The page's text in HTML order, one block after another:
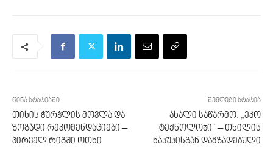
წინა სტატიაში
თიხის ჭურჭლის მოვლა და
ზოგადი რეკომენდაციები –
პირველ რიგში ოთხი
შემდეგი სტატია
ახალი საწარმო: „ეკო
ტექნოლოჯი“ – თხილის
ნაჭუჭისგან დამზადებული